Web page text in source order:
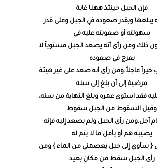
فإن الجبل حينئذ ههنا غاية
وبقدر صعوده في الجبل وعلى قدر
سهولته أو صعوبته عليه في
ذلك.ومن رأى أنه يصعد الجبل مستوياً لا
يعرج في صعوده
خيراً عاجلاً.ومن رأى أنه صعد على غير هيئة
مرضية إلى أن بلغ إلى سنه
فقد استوى عمره وبلغ النهاية من سنه،
وقيل السقوط من الجبل سقوط
أجل.ومن رأى الجبل ولم يصعد إليه فإنه
يصيبه هم أو يأمل ما لا يتم له
{ سآوي إلى جبل يعصمني من الماء } ومن
رأى الجبل سقط من مكان بعيد